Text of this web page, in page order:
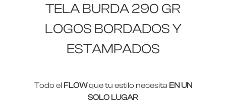
TELA BURDA 290 GR
LOGOS BORDADOS Y
ESTAMPADOS
Todo el FLOWque tu estilo necesita EN UN
SOLO LUGAR